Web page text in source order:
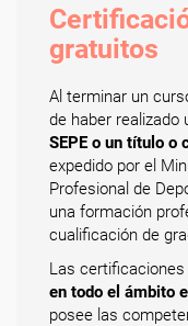
gratuitos
Al terminar un
de haber realizado
SEPE o un título o
expedido por el
Profesional de
una formación
cualificación de
Las
en todo el ámbito
posee las